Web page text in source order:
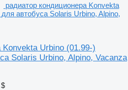
радиатор кондиционера Konvekta
автобуса Solaris Urbino, Alpino,
Urbino (01.99-)
Solaris Urbino, Alpino, Vacanza